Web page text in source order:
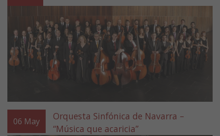
06 May
Orquesta Sinfónica de Navarra –
“Música que acaricia”